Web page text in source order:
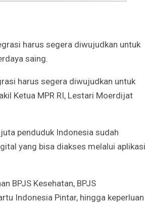
harus segera diwujudkan untuk
saing.
harus segera diwujudkan untuk
Ketua MPR RI, Lestari Moerdijat
penduduk Indonesia sudah
yang bisa diakses melalui aplikasi
BPJS Kesehatan, BPJS
Indonesia Pintar, hingga keperluan